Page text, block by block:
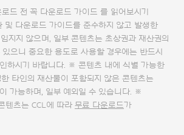
드 전 꼭 다운로드 가이드 를 읽어보시기
및 다운로드 가이드를 준수하지 않고 발생한
지지 않으며, 일부 콘텐츠는 초상권과 재산권의
으니 중요한 용도로 사용할 경우에는 반드시
하시기 바랍니다. ※ 콘텐츠 내에 식별 가능한
타인의 재산물이 포함되지 않은 콘텐츠는
가능하며, 일부 예외일 수 있습니다. ※
텐츠는 CCL에 따라 무료 다운로드 가